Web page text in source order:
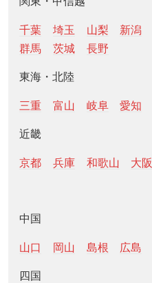
千葉 埼玉 山梨 新潟
群馬
茨城 長野
東海・北陸
三重 富山 岐阜 愛知
近畿
京都 兵庫 和歌山 大阪
中国
山口 岡山 島根 広島
四国